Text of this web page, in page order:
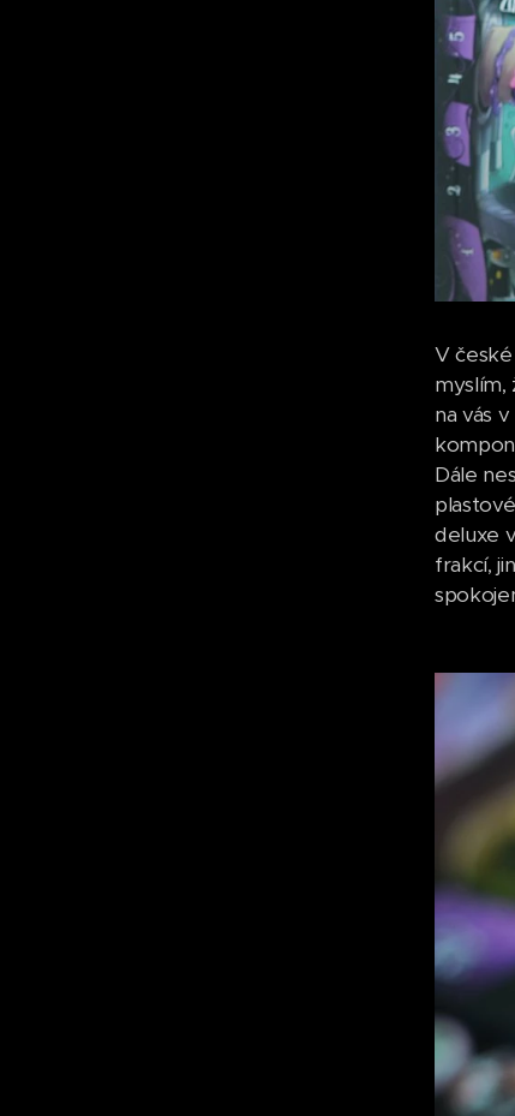
V
myslím,
na vás
Dále
deluxe
frakcí,